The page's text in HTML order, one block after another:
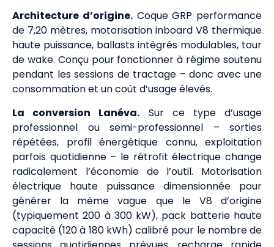
Architecture d’origine.Coque GRP performance
de 7,20 mètres, motorisation inboard V8 thermique
haute puissance, ballasts intégrés modulables, tour
de wake. Conçu pour fonctionner à régime soutenu
pendant les sessions de tractage – donc avec une
consommation et un coût d’usage élevés.
La conversion Lanéva. Sur ce type d’usage
professionnel ou semi-professionnel – sorties
répétées, profil énergétique connu, exploitation
parfois quotidienne – le rétrofit électrique change
radicalement l’économie de l’outil. Motorisation
électrique haute puissance dimensionnée pour
générer la même vague que le V8 d’origine
(typiquement 200 à 300 kW), pack batterie haute
capacité (120 à 180 kWh) calibré pour le nombre de